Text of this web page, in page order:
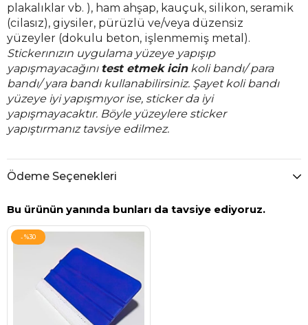
plakalıklar vb. ), ham ahşap, kauçuk, silikon, seramik
(cilasız), giysiler, pürüzlü ve/veya düzensiz
yüzeyler (dokulu beton, işlenmemiş metal).
Stickerınızın uygulama yüzeye yapışıp
yapışmayacağını test etmek icinkoli bandı/ para
bandı/ yara bandı kullanabilirsiniz. Şayet koli bandı
yüzeye iyi yapışmıyor ise, sticker da iyi
yapışmayacaktır. Böyle yüzeylere sticker
yapıştırmanız tavsiye edilmez.
Ödeme Seçenekleri
Bu ürünün yanında bunları da tavsiye ediyoruz.
%30